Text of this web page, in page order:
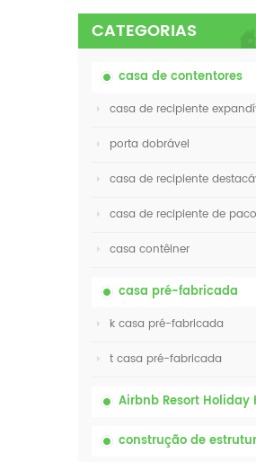
CATEGORIAS
casa de contentores
casa de recipiente
porta dobrável
casa de recipiente
casa de recipiente de
casa contêiner
casa pré-fabricada
k casa pré-fabricada
t casa pré-fabricada
Airbnb Resort Holiday
construção de